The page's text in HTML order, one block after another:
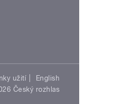
užití
English
Český rozhlas